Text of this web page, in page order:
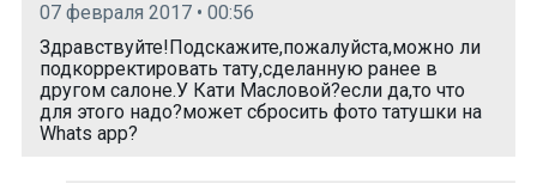
07 февраля 2017 • 00:56
Здравствуйте!Подскажите,пожалуйста,можно ли
подкорректировать тату,сделанную ранее в
другом салоне.У Кати Масловой?если да,то что
для этого надо?может сбросить фото татушки на
Whats app?